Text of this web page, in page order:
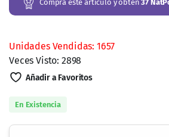
Compra este artículo y obtén37
Unidades Vendidas: 1657
Veces Visto: 2898
Añadir a Favoritos
En Existencia